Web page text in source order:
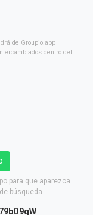
de Groupio.app
dentro del
para que aparezca
búsqueda.